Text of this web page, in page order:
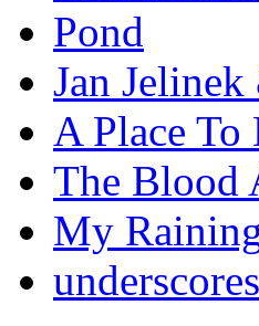
Pond
Jan
A Place To
The Blood
My
underscores